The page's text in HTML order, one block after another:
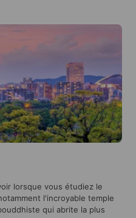
lorsque vous étudiez le
l'incroyable temple
qui abrite la plus